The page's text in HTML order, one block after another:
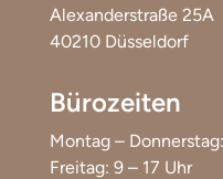
Alexanderstraße 25A
40210 Düsseldorf
Bürozeiten
Montag –
Freitag: 9 – 17 Uhr